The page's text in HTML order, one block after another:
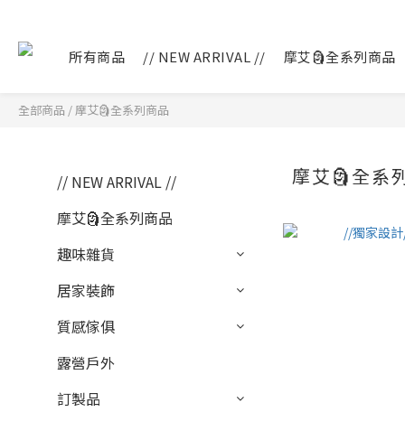
所有商品 // NEW ARRIVAL // 摩艾🗿全系列商品
全部商品 /摩艾🗿全系列商品
// NEW ARRIVAL //
摩艾🗿全系列商品
趣味雜貨
居家裝飾
質感傢俱
露營戶外
訂製品
摩艾🗿全系